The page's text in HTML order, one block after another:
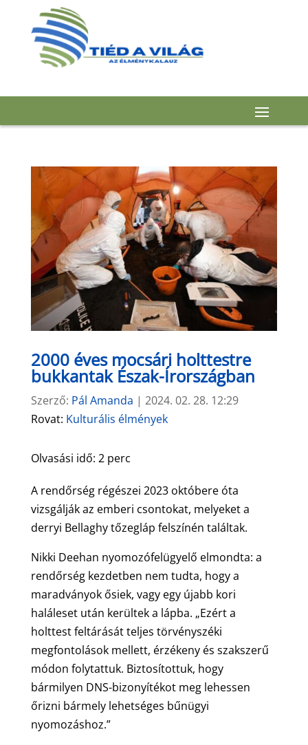
2000 éves mocsári holttestre
bukkantak Észak-Írországban
Szerző: Pál Amanda | 2024. 02. 28. 12:29
Rovat: Kulturális élmények
Olvasási idő: 2 perc
A rendőrség régészei 2023 októbere óta
vizsgálják az emberi csontokat, melyeket a
derryi Bellaghy tőzegláp felszínén találtak.
Nikki Deehan nyomozófelügyelő elmondta: a
rendőrség kezdetben nem tudta, hogy a
maradványok ősiek, vagy egy újabb kori
haláleset után kerültek a lápba. „Ezért a
holttest feltárását teljes törvényszéki
megfontolások mellett, érzékeny és szakszerű
módon folytattuk. Biztosítottuk, hogy
bármilyen DNS-bizonyítékot meg lehessen
őrizni bármely lehetséges bűnügyi
nyomozáshoz.”